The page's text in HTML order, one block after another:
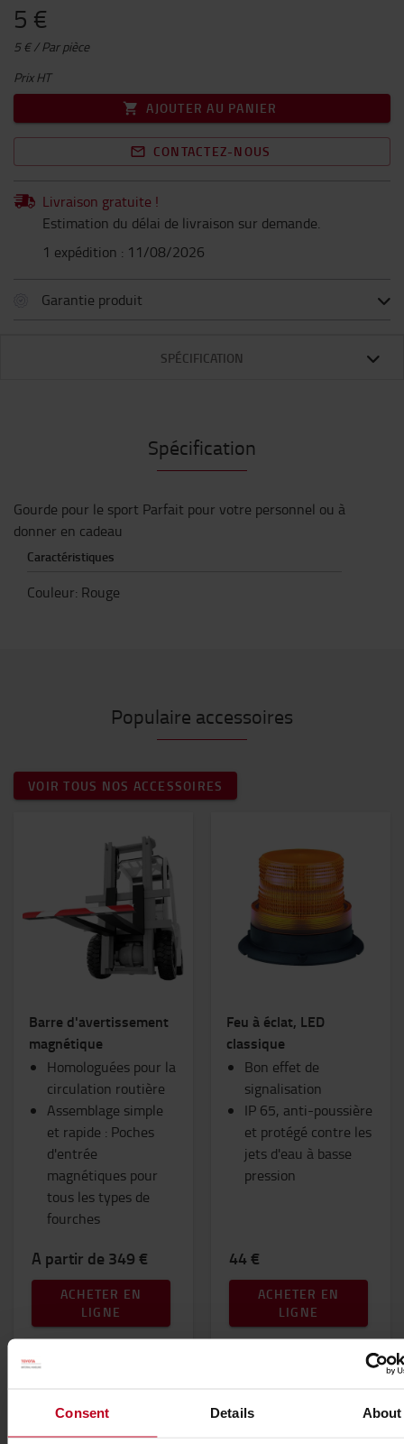
Consent Details About
5 €
5 € / Par pièce
Prix HT
AJOUTER AU PANIER
CONTACTEZ-NOUS
Livraison gratuite !
Estimation du délai de livraison sur demande.
1 expédition : 11/08/2026
Garantie produit
SPÉCIFICATION
Spécification
Gourde pour le sport Parfait pour votre personnel ou à
donner en cadeau
Caractéristiques
Couleur: Rouge
Populaire accessoires
VOIR TOUS NOS ACCESSOIRES
Barre d'avertissement
magnétique
Homologuées pour la
circulation routière
Assemblage simple
et rapide : Poches
d'entrée
magnétiques pour
tous les types de
fourches
A partir de 349 €
ACHETER EN
LIGNE
Feu à éclat, LED
classique
Bon effet de
signalisation
IP 65, anti-poussière
et protégé contre les
jets d'eau à basse
pression
44 €
ACHETER EN
LIGNE